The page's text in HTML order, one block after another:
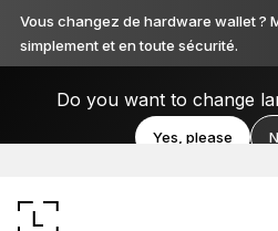
Vous changez de hardware wallet ?
simplement et en toute sécurité.
Do you want to change
Yes, please